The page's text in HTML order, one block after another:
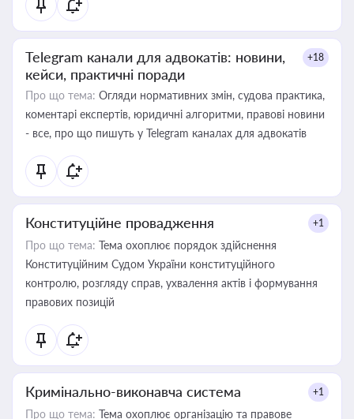
Telegram канали для адвокатів: новини,
кейси, практичні поради
+18
Про що тема: Огляди нормативних змін, судова практика,
коментарі експертів, юридичні алгоритми, правові новини
- все, про що пишуть у Telegram каналах для адвокатів
Конституційне провадження +1
Про що тема: Тема охоплює порядок здійснення
Конституційним Судом України конституційного
контролю, розгляду справ, ухвалення актів і формування
правових позицій
Кримінально-виконавча система +1
Про що тема: Тема охоплює організацію та правове